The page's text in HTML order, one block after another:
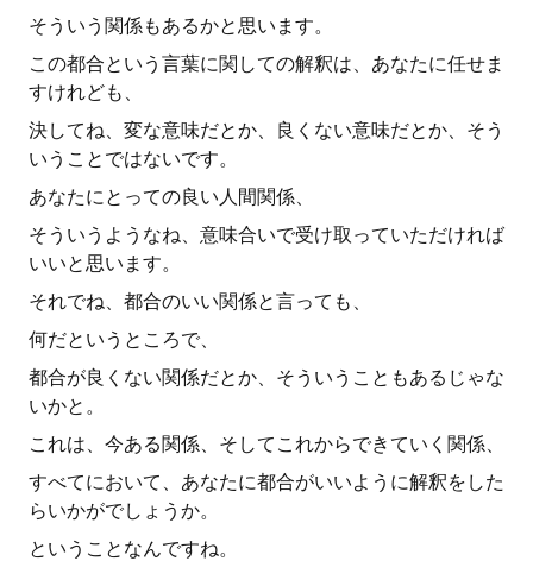
そういう関係もあるかと思います。
この都合という言葉に関しての解釈は、あなたに任せま
すけれども、
決してね、変な意味だとか、良くない意味だとか、そう
いうことではないです。
あなたにとっての良い人間関係、
そういうようなね、意味合いで受け取っていただければ
いいと思います。
それでね、都合のいい関係と言っても、
何だというところで、
都合が良くない関係だとか、そういうこともあるじゃな
いかと。
これは、今ある関係、そしてこれからできていく関係、
すべてにおいて、あなたに都合がいいように解釈をした
らいかがでしょうか。
ということなんですね。